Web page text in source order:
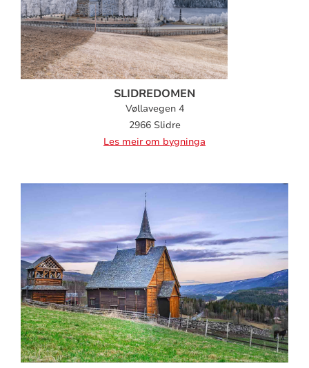
SLIDREDOMEN
Vøllavegen 4
2966 Slidre
Les meir om bygninga